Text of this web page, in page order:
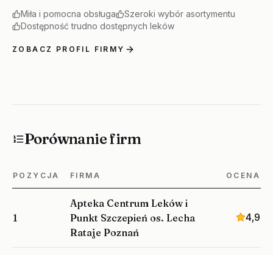
Miła i pomocna obsługa
Szeroki wybór asortymentu
Dostępność trudno dostępnych leków
ZOBACZ PROFIL FIRMY
Porównanie firm
POZYCJA FIRMA OCENA
1
Apteka Centrum Leków i
Punkt Szczepień os. Lecha
Rataje Poznań
4,9